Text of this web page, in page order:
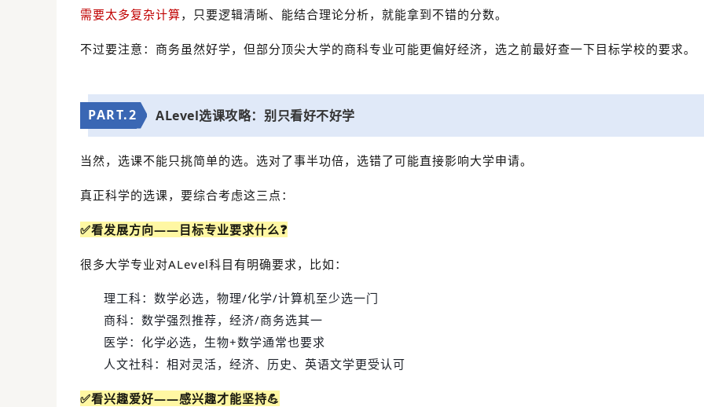
需要太多复杂计算，只要逻辑清晰、能结合理论分析，就能拿到不错的分数。
不过要注意：商务虽然好学，但部分顶尖大学的商科专业可能更偏好经济，选之前最好查一下目标学校的要求。
PART.2 ALevel选课攻略：别只看好不好学
当然，选课不能只挑简单的选。选对了事半功倍，选错了可能直接影响大学申请。
真正科学的选课，要综合考虑这三点：
✅看发展方向——目标专业要求什么❓
很多大学专业对ALevel科目有明确要求，比如：
理工科：数学必选，物理/化学/计算机至少选一门
商科：数学强烈推荐，经济/商务选其一
医学：化学必选，生物+数学通常也要求
人文社科：相对灵活，经济、历史、英语文学更受认可
✅看兴趣爱好——感兴趣才能坚持💪